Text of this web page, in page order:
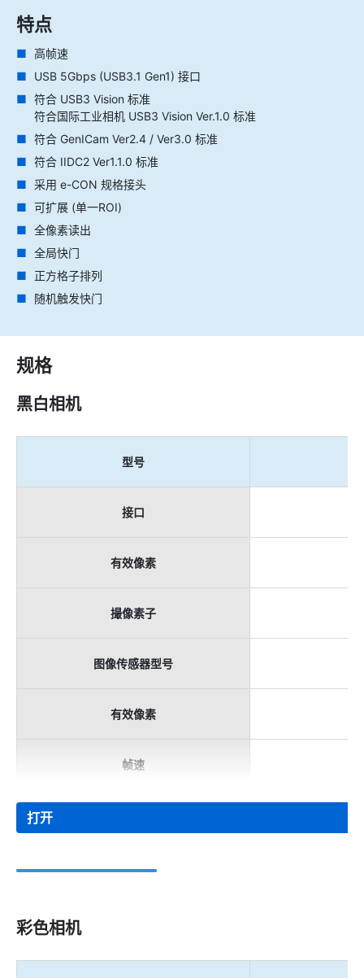
特点
高帧速
USB 5Gbps (USB3.1 Gen1) 接口
符合 USB3 Vision 标准
符合国际工业相机 USB3 Vision Ver.1.0 标准
符合 GenICam Ver2.4 / Ver3.0 标准
符合 IIDC2 Ver1.1.0 标准
采用 e-CON 规格接头
可扩展 (单一ROI)
全像素读出
全局快门
正方格子排列
随机触发快门
规格
黑白相机
型号
接口
有效像素
撮像素子
图像传感器型号
有效像素
帧速
打开
彩色相机